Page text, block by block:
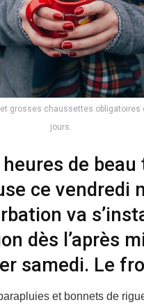
et grosses chaussettes obligatoires
jours.
de beau
ce vendredi
va
dès l’après
samedi. Le
et bonnets de